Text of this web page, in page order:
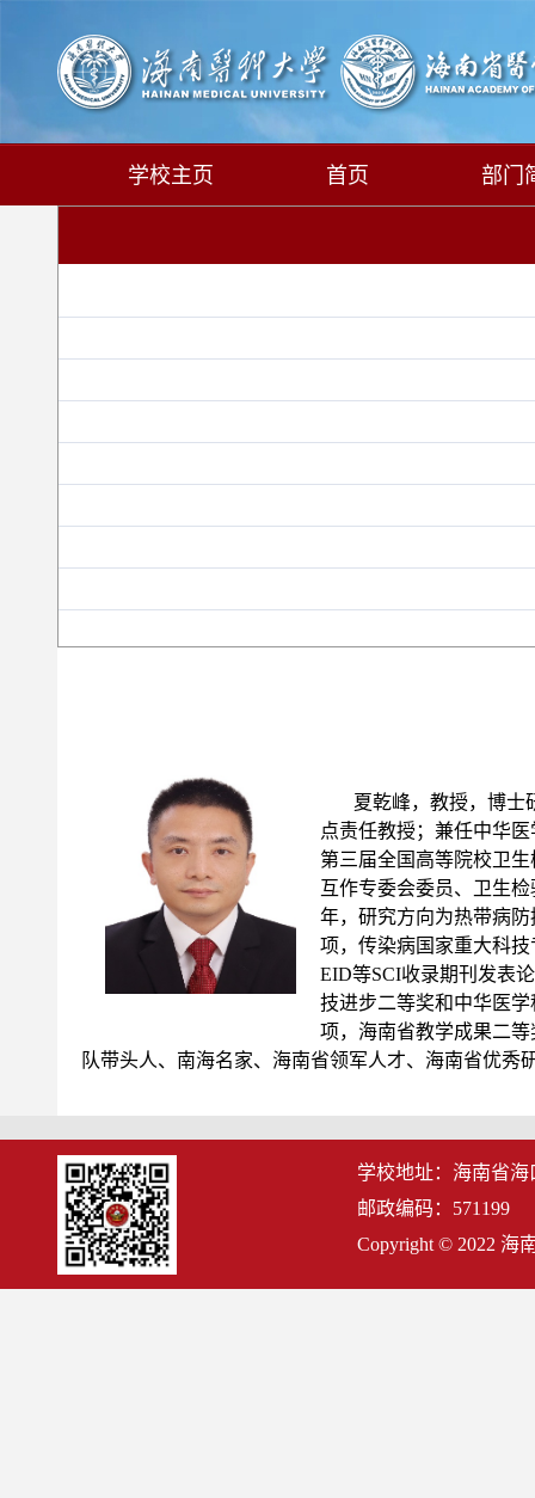
学校主页 首页 部门
夏乾峰，教授，博士
点责任教授；兼任中华
第三届全国高等院校卫
互作专委会委员、卫生
年，研究方向为热带病
项，传染病国家重大科技
EID等SCI收录期刊发表
技进步二等奖和中华医
项，海南省教学成果二
队带头人、南海名家、海南省领军人才、海南省优
学校地址：海南省
邮政编码：571199
Copyright © 2022 海